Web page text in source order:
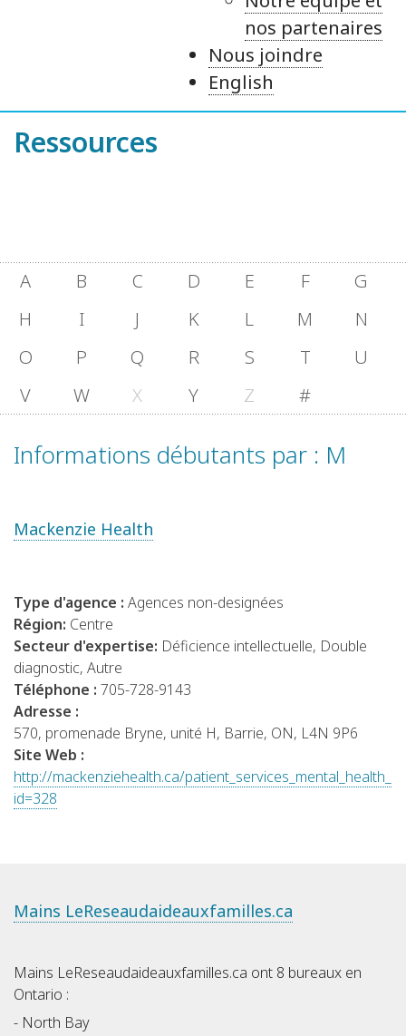
nos partenaires
Nous joindre
English
Ressources
A B C D E F
G
H
I J K L M
N
O
P Q R S T
U
V
W X Y Z #
Informations débutants par : M
Mackenzie Health
Type d'agence : Agences non-designées
Région: Centre
Secteur d'expertise: Déficience intellectuelle, Double
diagnostic, Autre
Téléphone : 705-728-9143
Adresse :
570, promenade Bryne, unité H, Barrie, ON, L4N 9P6
Site Web :
http://mackenziehealth.ca/
id=328
Mains LeReseaudaideauxfamilles.ca
Mains LeReseaudaideauxfamilles.ca ont 8 bureaux en
Ontario :
- North Bay